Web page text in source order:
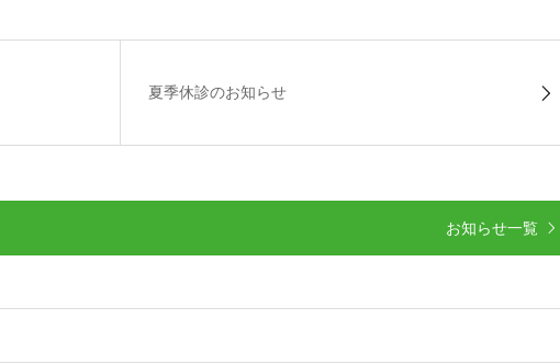
夏季休診のお知らせ
お知らせ一覧